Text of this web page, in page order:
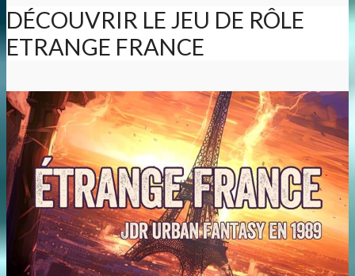
DÉCOUVRIR LE JEU DE RÔLE
ETRANGE FRANCE